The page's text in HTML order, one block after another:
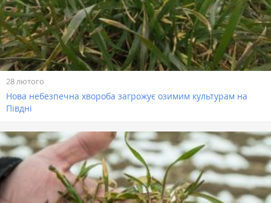
28 лютого
Нова небезпечна хвороба загрожує озимим культурам на
Півдні